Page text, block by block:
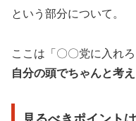
という部分について。
ここは「〇〇党に入れ
自分の頭でちゃんと考え